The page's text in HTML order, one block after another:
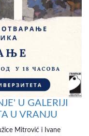
U GALERIJI
U VRANJU
Mitrović i Ivane